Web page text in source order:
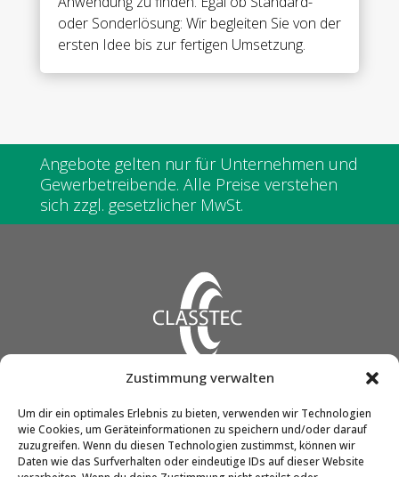
Zustimmung verwalten
Um dir ein optimales Erlebnis zu bieten, verwenden wir Technologien
wie Cookies, um Geräteinformationen zu speichern und/oder darauf
zuzugreifen. Wenn du diesen Technologien zustimmst, können wir
Daten wie das Surfverhalten oder eindeutige IDs auf dieser Website
oder Sonderlösung: Wir begleiten Sie von der
ersten Idee bis zur fertigen Umsetzung.
Angebote gelten nur für Unternehmen und
Gewerbetreibende. Alle Preise verstehen
sich zzgl. gesetzlicher MwSt.
CLASSTEC GmbH & Co. KG
Friedrich-Engels-Str. 12
51545 Waldbröl